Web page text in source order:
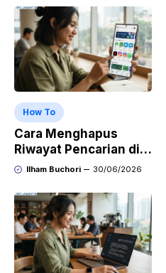
How To
Cara Menghapus
Riwayat Pencarian di
Play Store di HP
OPPO, dan Vivo
Ilham Buchori 30/06/2026